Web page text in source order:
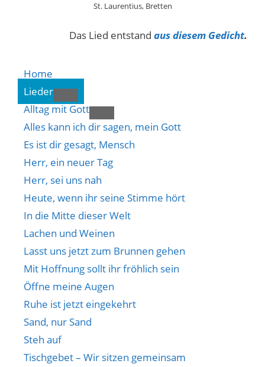
St. Laurentius, Bretten
Das Lied entstand aus diesem Gedicht.
Home
Lieder
Alltag mit Gott
Alles kann ich dir sagen, mein Gott
Es ist dir gesagt, Mensch
Herr, ein neuer Tag
Herr, sei uns nah
Heute, wenn ihr seine Stimme hört
In die Mitte dieser Welt
Lachen und Weinen
Lasst uns jetzt zum Brunnen gehen
Mit Hoffnung sollt ihr fröhlich sein
Öffne meine Augen
Ruhe ist jetzt eingekehrt
Sand, nur Sand
Steh auf
Tischgebet – Wir sitzen gemeinsam